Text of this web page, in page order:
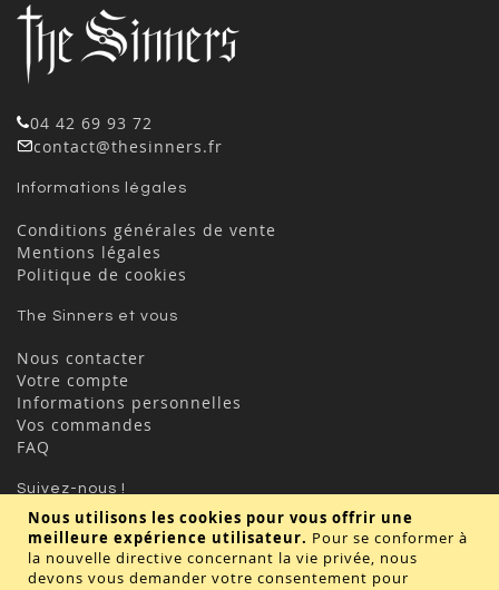
Nous utilisons les cookies pour vous offrir une
meilleure expérience utilisateur. Pour se conformer à
la nouvelle directive concernant la vie privée, nous
devons vous demander votre consentement pour
04 42 69 93 72
contact@thesinners.fr
Informations légales
Conditions générales de vente
Mentions légales
Politique de cookies
The Sinners et vous
Nous contacter
Votre compte
Informations personnelles
Vos commandes
FAQ
Suivez-nous !